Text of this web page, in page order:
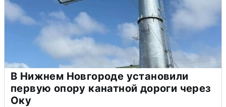
В Нижнем Новгороде установили
первую опору канатной дороги через
Оку